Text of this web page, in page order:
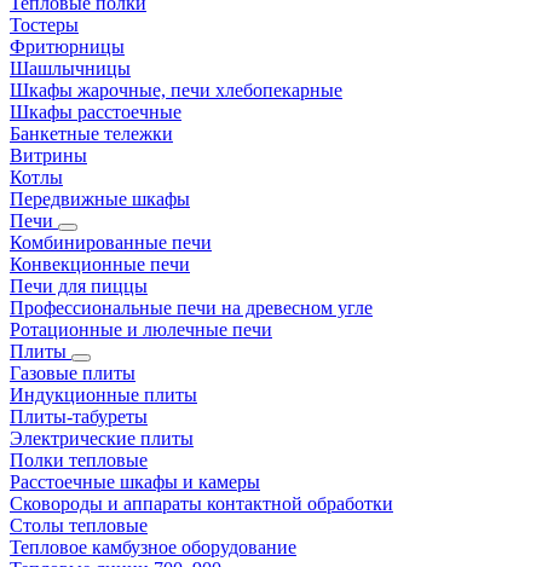
Тостеры
Фритюрницы
Шашлычницы
Шкафы жарочные, печи хлебопекарные
Шкафы расстоечные
Банкетные тележки
Витрины
Котлы
Передвижные шкафы
Печи
Комбинированные печи
Конвекционные печи
Печи для пиццы
Профессиональные печи на древесном угле
Ротационные и люлечные печи
Плиты
Газовые плиты
Индукционные плиты
Плиты-табуреты
Электрические плиты
Полки тепловые
Расстоечные шкафы и камеры
Сковороды и аппараты контактной обработки
Столы тепловые
Тепловое камбузное оборудование